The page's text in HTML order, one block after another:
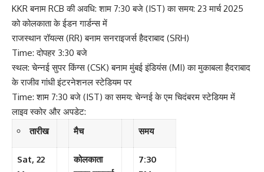
KKR बनाम RCB की अवधि: शाम 7:30 बजे (IST) का समय: 23 मार्च 2025
को कोलकाता के ईडन गार्डन्स में
राजस्थान रॉयल्स (RR) बनाम सनराइजर्स हैदराबाद (SRH)
Time: दोपहर 3:30 बजे
स्थल: चेन्नई सुपर किंग्स (CSK) बनाम मुंबई इंडियंस (MI) का मुकाबला हैदराबाद
के राजीव गांधी इंटरनेशनल स्टेडियम पर
Time: शाम 7:30 बजे (IST) का समय: चेन्नई के एम चिदंबरम स्टेडियम में
लाइव स्कोर और अपडेट:
तारीख
मैच समय
Sat, 22
कोलकाता
7:30